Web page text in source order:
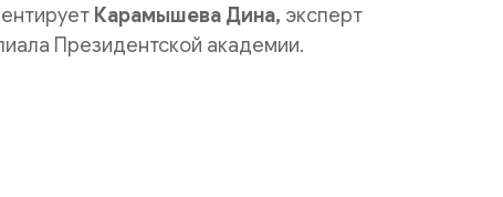
Карамышева Дина, эксперт
Президентской академии.